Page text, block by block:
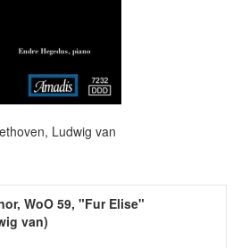
Ludwig van
WoO 59, "Fur Elise"
van)